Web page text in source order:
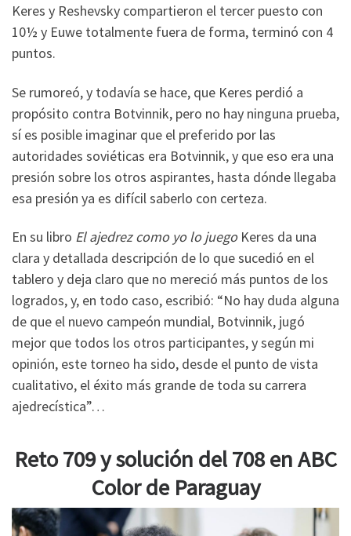
Keres y Reshevsky compartieron el tercer puesto con
10½ y Euwe totalmente fuera de forma, terminó con 4
puntos.
Se rumoreó, y todavía se hace, que Keres perdió a
propósito contra Botvinnik, pero no hay ninguna prueba,
sí es posible imaginar que el preferido por las
autoridades soviéticas era Botvinnik, y que eso era una
presión sobre los otros aspirantes, hasta dónde llegaba
esa presión ya es difícil saberlo con certeza.
En su libro El ajedrez como yo lo juego Keres da una
clara y detallada descripción de lo que sucedió en el
tablero y deja claro que no mereció más puntos de los
logrados, y, en todo caso, escribió: “No hay duda alguna
de que el nuevo campeón mundial, Botvinnik, jugó
mejor que todos los otros participantes, y según mi
opinión, este torneo ha sido, desde el punto de vista
cualitativo, el éxito más grande de toda su carrera
ajedrecística”…
Reto 709 y solución del 708 en ABC
Color de Paraguay